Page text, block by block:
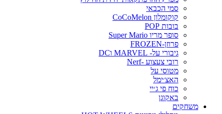
סמי הכבאי
קוקומלון CoCoMelon
בובות POP
סופר מריו Super Mario
פרוזן-FROZEN
גיבורי על- MARVEL וDC
רובי צעצוע -Nerf
מטוסי על
האצ׳ימל
כוח פי ג׳יי
באקוגן
משחקים